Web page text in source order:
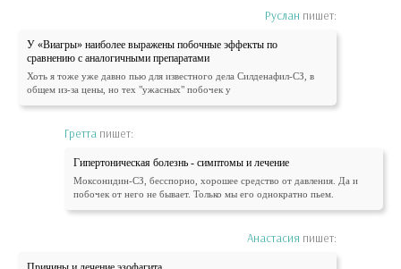
Руслан пишет:
У «Виагры» наиболее выражены побочные эффекты по
сравнению с аналогичными препаратами
Хоть я тоже уже давно пью для известного дела Силденафил-СЗ, в
общем из-за цены, но тех "ужасных" побочек у
Гретта пишет:
Гипертоническая болезнь - симптомы и лечение
Моксонидин-СЗ, бесспорно, хорошее средство от давления. Да и
побочек от него не бывает. Только мы его однократно пьем.
Анастасия пишет: